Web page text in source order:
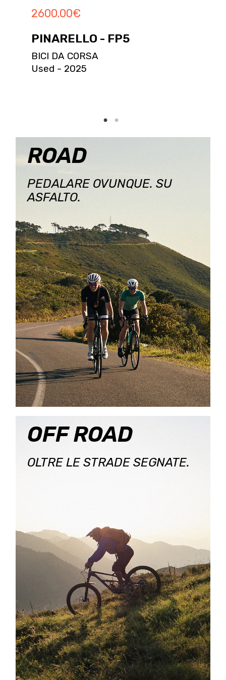
2600.00€
PINARELLO - FP5
BICI DA CORSA
Used - 2025
ROAD
PEDALARE OVUNQUE. SU
ASFALTO.
OFF ROAD
OLTRE LE STRADE SEGNATE.